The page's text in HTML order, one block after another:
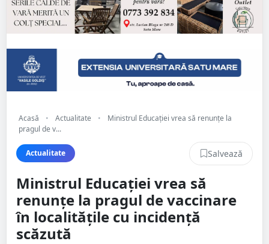
Acasă • Actualitate •
Ministrul Educației vrea să renunțe la
pragul de v...
Actualitate Salvează
Ministrul Educației vrea să
renunțe la pragul de vaccinare
în localitățile cu incidență
scăzută